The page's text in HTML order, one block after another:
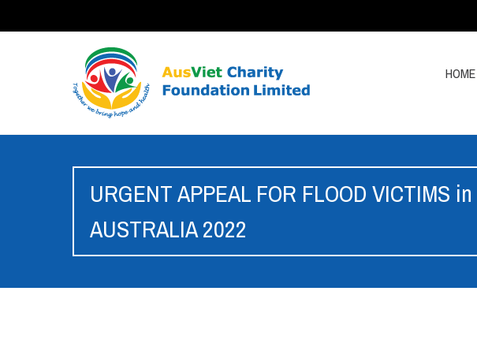
HOME
URGENT APPEAL FOR FLOOD VICTIMS
AUSTRALIA 2022